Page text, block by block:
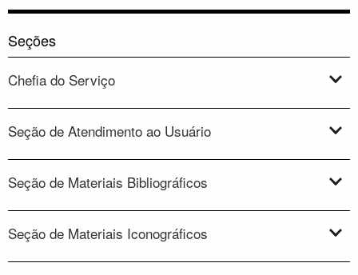
Seções
Chefia do Serviço
Seção de Atendimento ao Usuário
Seção de Materiais Bibliográficos
Seção de Materiais Iconográficos